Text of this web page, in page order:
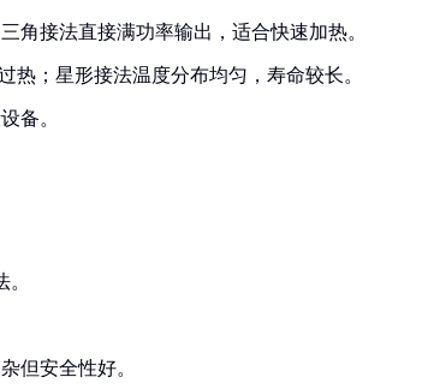
角接法直接满功率输出，适合快速加热。
热；星形接法温度分布均匀，寿命较长。
备。
但安全性好。